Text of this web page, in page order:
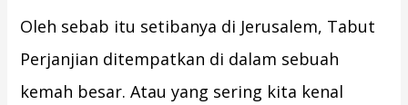
Oleh sebab itu setibanya di Jerusalem, Tabut
Perjanjian ditempatkan di dalam sebuah
kemah besar. Atau yang sering kita kenal